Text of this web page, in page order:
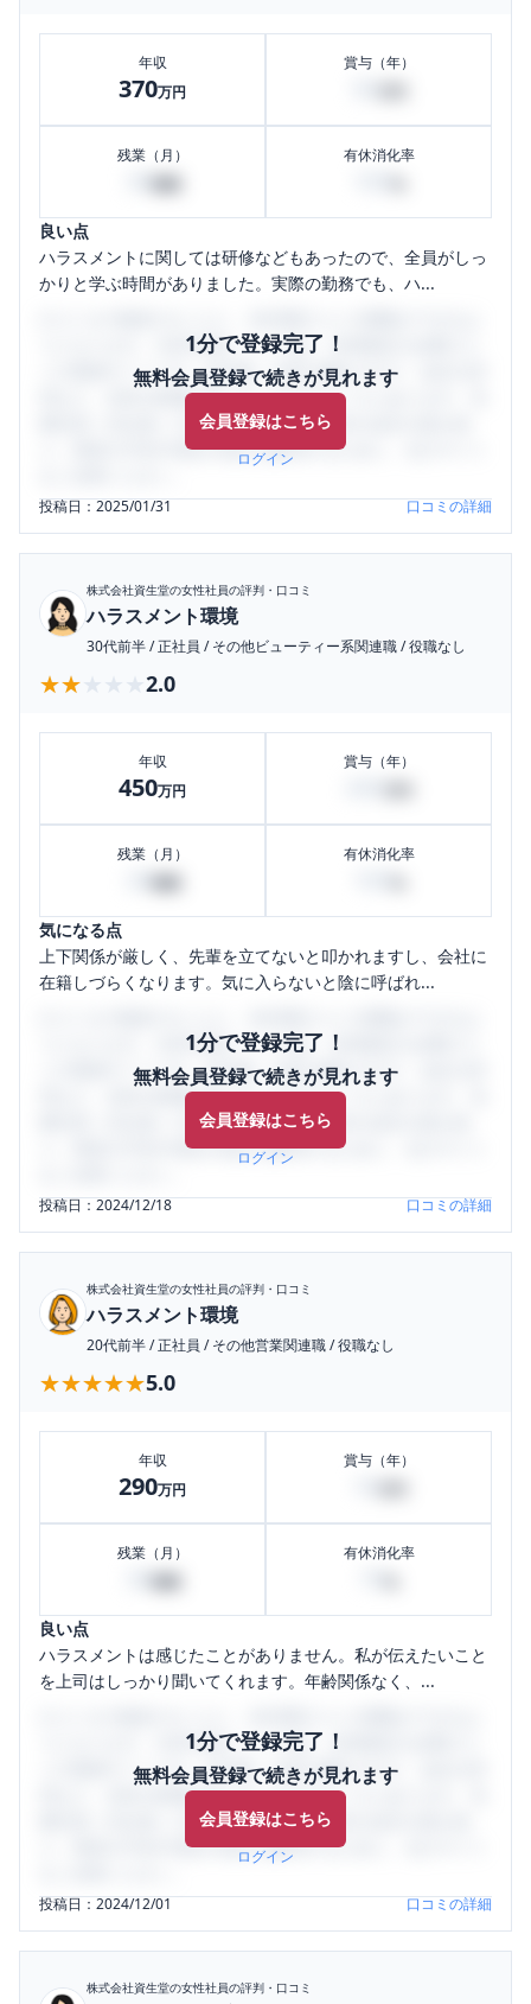
年収
370万円
賞与（年）
残業（月） 有休消化率
良い点
ハラスメントに関しては研修などもあったので、全員がしっ
かりと学ぶ時間がありました。実際の勤務でも、ハ...
1分で登録完了！
無料会員登録で続きが見れます
会員登録はこちら
ログイン
うになります。SHEHUB(シーハブ)は、女性限定の企業口コ
ミの投稿サイトです。給与面・女性の働きやすさ・会社の評
判など、女性の転職は気にすべき点がたくさんあります。先
輩社員（元社員）の口コミを通して、本当の会社の姿を知
り、将来の不安や現在の悩みを解消するために、ぜひサイト
投稿日：2025/01/31 口コミの詳細
株式会社資生堂の女性社員の評判・口コミ
ハラスメント環境
30代前半/正社員 /その他ビューティー系関連職/役職なし
★★★★★
★★★★★ 2.0
年収
450万円
賞与（年）
残業（月） 有休消化率
気になる点
上下関係が厳しく、先輩を立てないと叩かれますし、会社に
在籍しづらくなります。気に入らないと陰に呼ばれ...
1分で登録完了！
無料会員登録で続きが見れます
会員登録はこちら
ログイン
うになります。SHEHUB(シーハブ)は、女性限定の企業口コ
ミの投稿サイトです。給与面・女性の働きやすさ・会社の評
判など、女性の転職は気にすべき点がたくさんあります。先
輩社員（元社員）の口コミを通して、本当の会社の姿を知
り、将来の不安や現在の悩みを解消するために、ぜひサイト
投稿日：2024/12/18 口コミの詳細
株式会社資生堂の女性社員の評判・口コミ
ハラスメント環境
20代前半/正社員 /その他営業関連職/役職なし
★★★★★
★★★★★5.0
年収
290万円
賞与（年）
残業（月） 有休消化率
良い点
ハラスメントは感じたことがありません。私が伝えたいこと
を上司はしっかり聞いてくれます。年齢関係なく、...
1分で登録完了！
無料会員登録で続きが見れます
会員登録はこちら
ログイン
うになります。SHEHUB(シーハブ)は、女性限定の企業口コ
ミの投稿サイトです。給与面・女性の働きやすさ・会社の評
判など、女性の転職は気にすべき点がたくさんあります。先
輩社員（元社員）の口コミを通して、本当の会社の姿を知
り、将来の不安や現在の悩みを解消するために、ぜひサイト
投稿日：2024/12/01 口コミの詳細
株式会社資生堂の女性社員の評判・口コミ